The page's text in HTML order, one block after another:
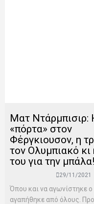
Ματ Ντάρμπισιρ:
«πόρτα» στον
Φέργκιουσον, η
τον Ολυμπιακό κι
του για την
29/11/2021
Όπου και να αγωνίστηκε ο
αγαπήθηκε από όλους.